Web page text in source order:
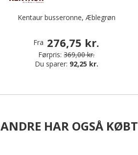
Kentaur busseronne, Æblegrøn
Fra 276,75 kr.
Førpris: 369,00 kr.
Du sparer: 92,25 kr.
ANDRE HAR OGSÅ KØBT